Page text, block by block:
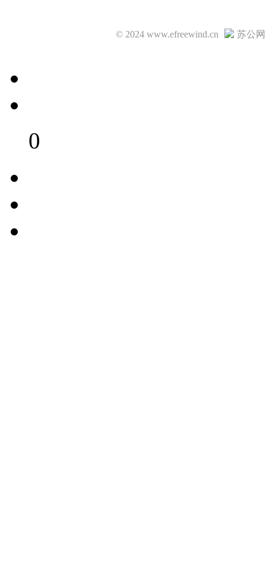
© 2024 www.efreewind.cn 苏公网
0